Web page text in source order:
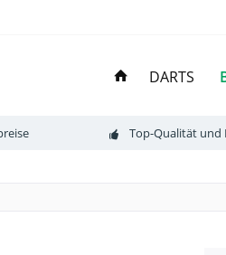
DARTS
Top-Qualität und